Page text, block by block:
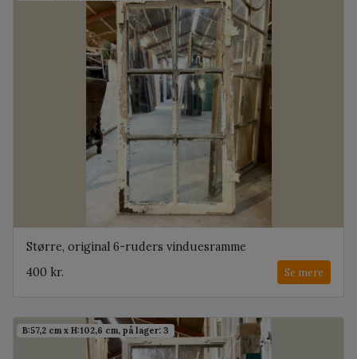
Større, original 6-ruders vinduesramme
400 kr.
Se mere
B:57,2 cm x H:102,6 cm, på lager: 3